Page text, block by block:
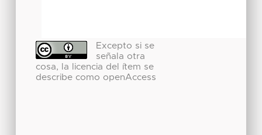
Excepto si se
señala otra
cosa, la licencia del ítem se
describe como openAccess